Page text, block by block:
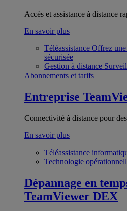
Accès et assistance à distance
En savoir plus
Téléassistance Offrez une
sécurisée
Gestion à distance
Abonnements et tarifs
Entreprise
Connectivité à distance pour
En savoir plus
Téléassistance
Technologie
Dépannage en
TeamViewer DEX